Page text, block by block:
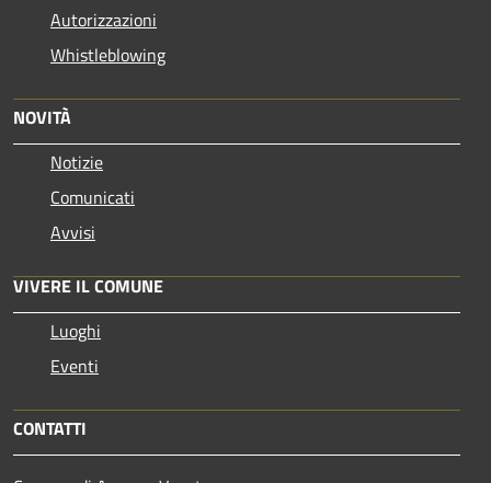
Autorizzazioni
Whistleblowing
NOVITÀ
Notizie
Comunicati
Avvisi
VIVERE IL COMUNE
Luoghi
Eventi
CONTATTI